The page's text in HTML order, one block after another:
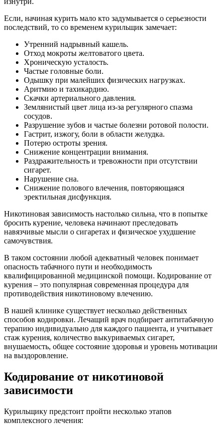
Если, начиная курить мало кто задумывается о серьезности
последствий, то со временем курильщик замечает:
Утренний надрывный кашель.
Отход мокроты желтоватого цвета.
Хроническую усталость.
Частые головные боли.
Одышку при малейших физических нагрузках.
Аритмию и тахикардию.
Скачки артериального давления.
Землянистый цвет лица из-за регулярного спазма
сосудов.
Разрушение зубов и частые болезни ротовой полости.
Гастрит, изжогу, боли в области желудка.
Потерю остроты зрения.
Снижение концентрации внимания.
Раздражительность и тревожности при отсутствии
сигарет.
Нарушение сна.
Снижение полового влечения, повторяющаяся
эректильная дисфункция.
Никотиновая зависимость настолько сильна, что в попытке
бросить курение, человека начинают преследовать
навязчивые мысли о сигаретах и физическое ухудшение
самочувствия.
В таком состоянии любой адекватный человек понимает
опасность табачного пути и необходимость
квалифицированной медицинской помощи. Кодирование от
курения – это популярная современная процедура для
противодействия никотиновому влечению.
В нашей клинике существует несколько действенных
способов кодировки. Лечащий врач подбирает антитабачную
терапию индивидуально для каждого пациента, и учитывает
стаж курения, количество выкуриваемых сигарет,
внушаемость, общее состояние здоровья и уровень мотивации
на выздоровление.
Кодирование от никотиновой
зависимости
Курильщику предстоит пройти несколько этапов
комплексного лечения: